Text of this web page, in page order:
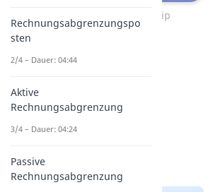
Beispiel Realisationsprinzip
Rechnungsabgrenzungspo
sten
2/4 – Dauer: 04:44
Aktive
Rechnungsabgrenzung
3/4 – Dauer: 04:24
Passive
Rechnungsabgrenzung